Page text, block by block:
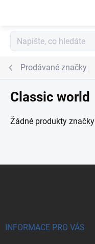
Prodávané značky
Classic world
Žádné produkty značky
INFORMACE PRO VÁS